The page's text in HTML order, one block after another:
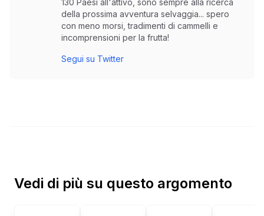
130 Paesi all'attivo, sono sempre alla ricerca
della prossima avventura selvaggia... spero
con meno morsi, tradimenti di cammelli e
incomprensioni per la frutta!
Segui su Twitter
Vedi di più su questo argomento